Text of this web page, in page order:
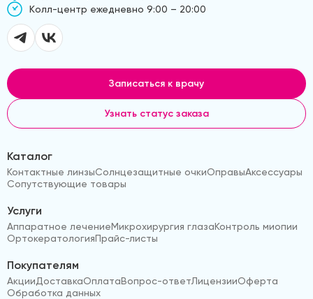
Kолл-центр ежедневно 9:00 – 20:00
Записаться к врачу
Узнать статус заказа
Каталог
Контактные линзыСолнцезащитные очкиОправыАксессуары
Сопутствующие товары
Услуги
Аппаратное лечениеМикрохирургия глазаКонтроль миопии
ОртокератологияПрайс-листы
Покупателям
АкцииДоставкаОплатаВопрос-ответЛицензииОферта
Обработка данных